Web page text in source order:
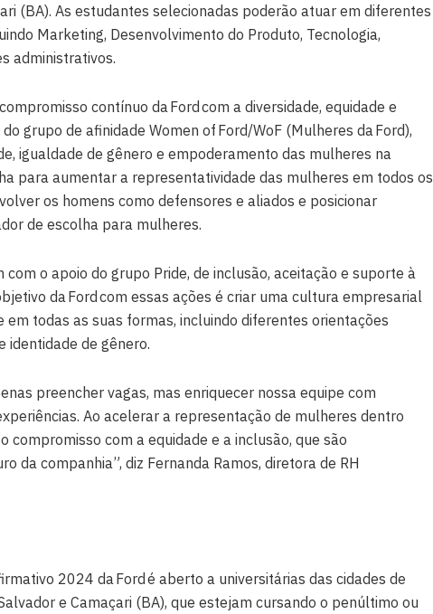
(BA). As estudantes selecionadas poderão atuar em diferentes
Marketing, Desenvolvimento do Produto, Tecnologia,
administrativos.
contínuo da Ford com a diversidade, equidade e
grupo de afinidade Women of Ford/WoF (Mulheres da Ford),
igualdade de gênero e empoderamento das mulheres na
para aumentar a representatividade das mulheres em todos os
os homens como defensores e aliados e posicionar
de escolha para mulheres.
o apoio do grupo Pride, de inclusão, aceitação e suporte à
da Ford com essas ações é criar uma cultura empresarial
em todas as suas formas, incluindo diferentes orientações
identidade de gênero.
preencher vagas, mas enriquecer nossa equipe com
Ao acelerar a representação de mulheres dentro
compromisso com a equidade e a inclusão, que são
da companhia”, diz Fernanda Ramos, diretora de RH
2024 da Ford é aberto a universitárias das cidades de
e Camaçari (BA), que estejam cursando o penúltimo ou